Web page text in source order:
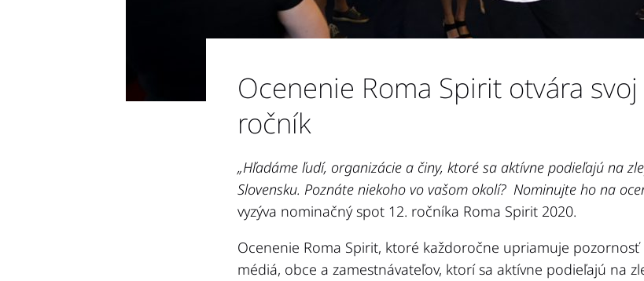
Ocenenie Roma Spirit otvára
ročník
„Hľadáme ľudí, organizácie a činy, ktoré sa aktívne podieľajú na
Slovensku. Poznáte niekoho vo vašom okolí? Nominujte ho na
vyzýva nominačný spot 12. ročníka Roma Spirit 2020.
Ocenenie Roma Spirit, ktoré každoročne upriamuje
médiá, obce a zamestnávateľov, ktorí sa aktívne podieľajú na